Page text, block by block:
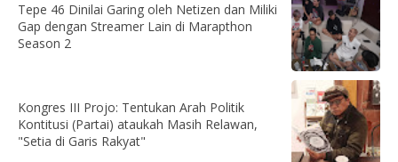
Tepe 46 Dinilai Garing oleh Netizen dan Miliki
Gap dengan Streamer Lain di Marapthon
Season 2
Kongres III Projo: Tentukan Arah Politik
Kontitusi (Partai) ataukah Masih Relawan,
"Setia di Garis Rakyat"